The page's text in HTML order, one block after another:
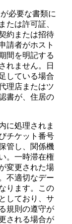
必要な書類に
たは許可証、
約または招待
請者がホスト
間を明記する
れません。日
している場合
理店またはツ
書が、住居の
に処理されま
チケット番号
管し、関係機
。一時滞在権
変更された場
不適切なデー
ります。この
しており、サ
規則の遵守が
される場合が